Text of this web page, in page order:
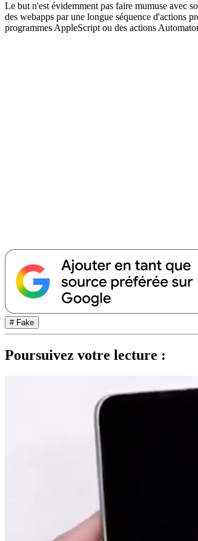
Le but n'est évidemment pas faire mumuse avec
des webapps par une longue séquence d'actions
programmes AppleScript ou des actions
# Fake
Poursuivez votre lecture :